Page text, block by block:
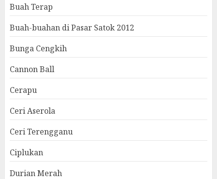
Buah Terap
Buah-buahan di Pasar Satok 2012
Bunga Cengkih
Cannon Ball
Cerapu
Ceri Aserola
Ceri Terengganu
Ciplukan
Durian Merah